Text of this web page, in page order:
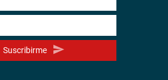
Suscribirme